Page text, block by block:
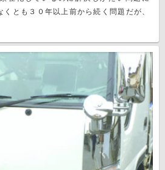
くとも３０年以上前から続く問題だが、